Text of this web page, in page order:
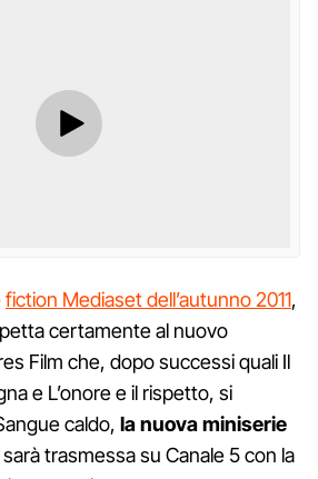
fiction Mediaset dell’autunno 2011,
certamente al nuovo
Film che, dopo successi quali Il
e L’onore e il rispetto, si
caldo, la nuova miniserie
trasmessa su Canale 5 con la